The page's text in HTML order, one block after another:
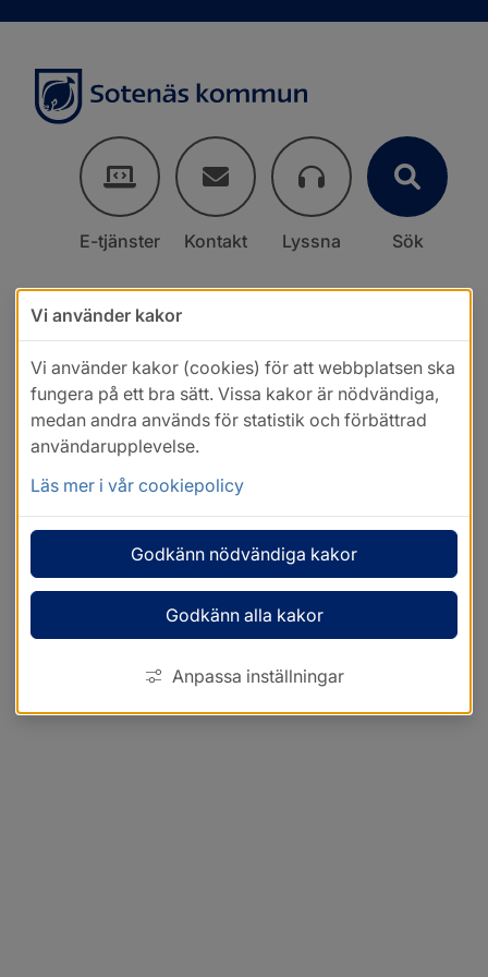
E-tjänster Kontakt Lyssna Sök
Vi använder kakor
Vi använder kakor (cookies) för att webbplatsen ska
fungera på ett bra sätt. Vissa kakor är nödvändiga,
medan andra används för statistik och förbättrad
användarupplevelse.
Läs mer i vår cookiepolicy
Godkänn nödvändiga kakor
Godkänn alla kakor
Anpassa inställningar